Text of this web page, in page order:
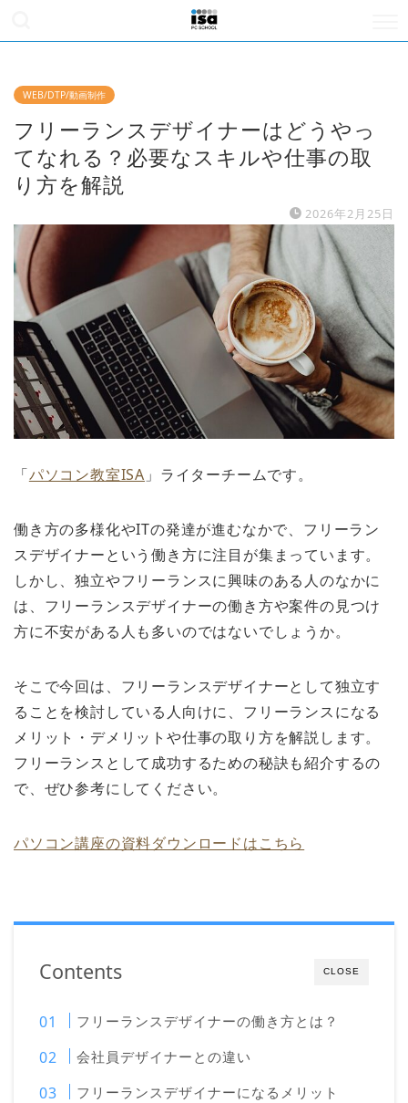
WEB/DTP/動画制作
フリーランスデザイナーはどうやっ
てなれる？必要なスキルや仕事の取
り方を解説
2026年2月25日
「パソコン教室ISA 」ライターチームです。
働き方の多様化やITの発達が進むなかで、フリーラン
スデザイナーという働き方に注目が集まっています。
しかし、独立やフリーランスに興味のある人のなかに
は、フリーランスデザイナーの働き方や案件の見つけ
方に不安がある人も多いのではないでしょうか。
そこで今回は、フリーランスデザイナーとして独立す
ることを検討している人向けに、フリーランスになる
メリット・デメリットや仕事の取り方を解説します。
フリーランスとして成功するための秘訣も紹介するの
で、ぜひ参考にしてください。
パソコン講座の資料ダウンロードはこちら
CLOSE
Contents
フリーランスデザイナーの働き方とは？
会社員デザイナーとの違い
フリーランスデザイナーになるメリット